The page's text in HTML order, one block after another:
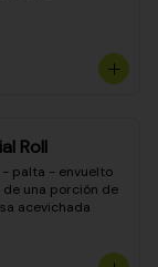
Roll
palta - envuelto
una porción de
acevichada